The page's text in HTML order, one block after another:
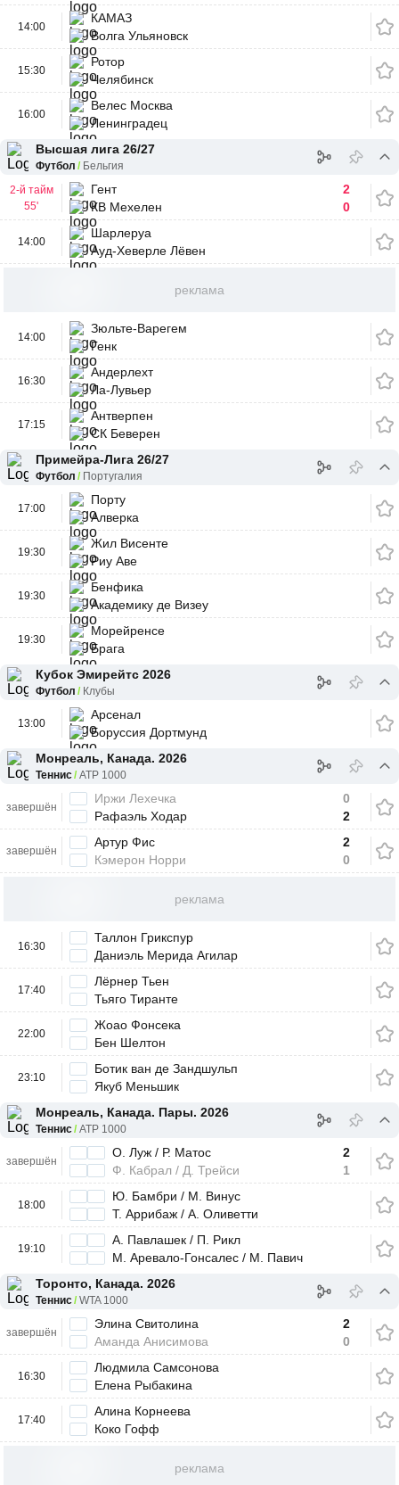
14:00
КАМАЗ
Волга Ульяновск
15:30
Ротор
Челябинск
16:00
Велес Москва
Ленинградец
Высшая лига 26/27
Футбол Бельгия
2-й тайм
55'
Гент
КВ Мехелен
2
0
14:00
Шарлеруа
Ауд-Хеверле Лёвен
реклама
14:00
Зюльте-Варегем
Генк
16:30
Андерлехт
Ла-Лувьер
17:15
Антверпен
СК Беверен
Примейра-Лига 26/27
Футбол Португалия
17:00
Порту
Алверка
19:30
Жил Висенте
Риу Аве
19:30
Бенфика
Академику де Визеу
19:30
Морейренсе
Брага
Кубок Эмирейтс 2026
Футбол Клубы
13:00
Арсенал
Боруссия Дортмунд
Монреаль, Канада. 2026
Теннис ATP 1000
завершён
Иржи Лехечка
Рафаэль Ходар
0
2
завершён
Артур Фис
Кэмерон Норри
2
0
реклама
16:30
Таллон Грикспур
Даниэль Мерида Агилар
17:40
Лёрнер Тьен
Тьяго Тиранте
22:00
Жоао Фонсека
Бен Шелтон
23:10
Ботик ван де Зандшульп
Якуб Меньшик
Монреаль, Канада. Пары. 2026
Теннис ATP 1000
завершён
О. Луж / Р. Матос
Ф. Кабрал / Д. Трейси
2
1
18:00
Ю. Бамбри / М. Винус
Т. Аррибаж / А. Оливетти
19:10
А. Павлашек / П. Рикл
М. Аревало-Гонсалес / М. Павич
Торонто, Канада. 2026
Теннис WTA 1000
завершён
Элина Свитолина
Аманда Анисимова
2
0
16:30
Людмила Самсонова
Елена Рыбакина
17:40
Алина Корнеева
Коко Гофф
реклама